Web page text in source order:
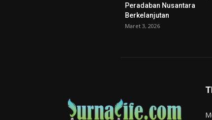
Peradaban Nusantara
Berkelanjutan
Maret 3, 2026